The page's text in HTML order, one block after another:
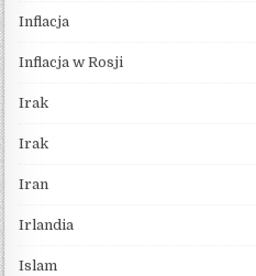
Inflacja
Inflacja w Rosji
Irak
Irak
Iran
Irlandia
Islam